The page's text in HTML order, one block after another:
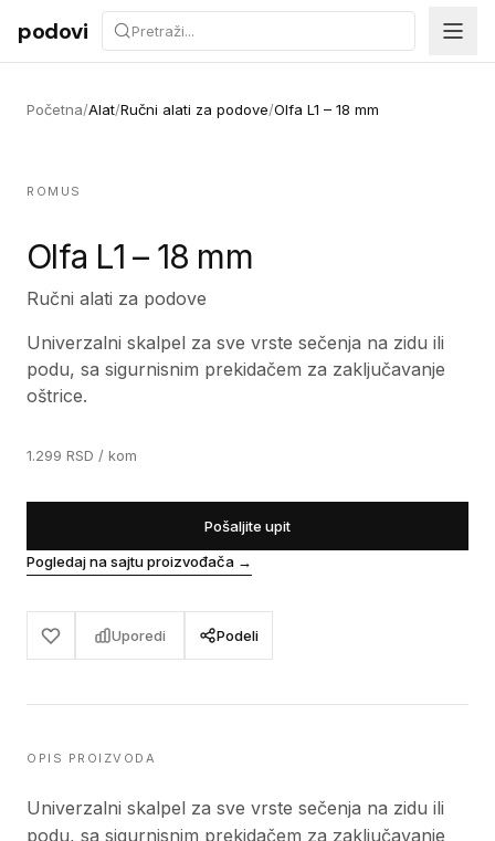
Preskoči na sadržaj
podovi
Početna/Alat/Ručni alati za podove/Olfa L1 – 18 mm
ROMUS
Olfa L1 – 18 mm
Ručni alati za podove
Univerzalni skalpel za sve vrste sečenja na zidu ili
podu, sa sigurnisnim prekidačem za zaključavanje
oštrice.
1.299 RSD / kom
Pošaljite upit
Pogledaj na sajtu proizvođača →
Uporedi Podeli
OPIS PROIZVODA
Univerzalni skalpel za sve vrste sečenja na zidu ili
podu, sa sigurnisnim prekidačem za zaključavanje